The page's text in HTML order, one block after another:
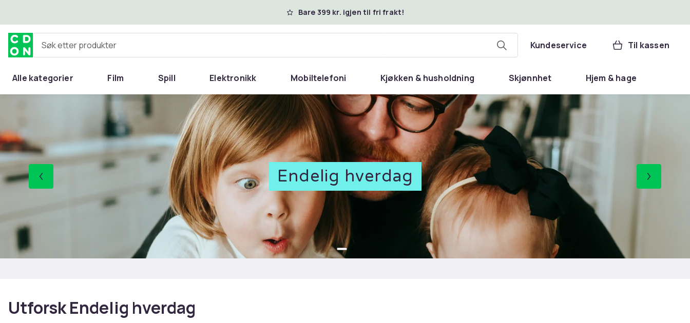
Bare 399 kr. igjen til fri frakt!
Søk etter produkter Kundeservice Til kassen
Alle kategorier Film Spill Elektronikk Mobiltelefoni Kjøkken & husholdning Skjønnhet Hjem & hage
Endelig hverdag
Utforsk Endelig hverdag